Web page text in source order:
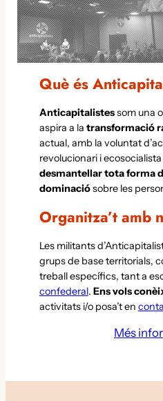
Què és
Anticapitalistessom una
aspira a la transformació
actual, amb la voluntat
revolucionari i
desmantellar tota forma
dominaciósobre les
Organitza’t amb
Les militants
grups de base territorials,
treball específics, tant a
confederal. Ens vols
activitats i/o posa’t en
Més